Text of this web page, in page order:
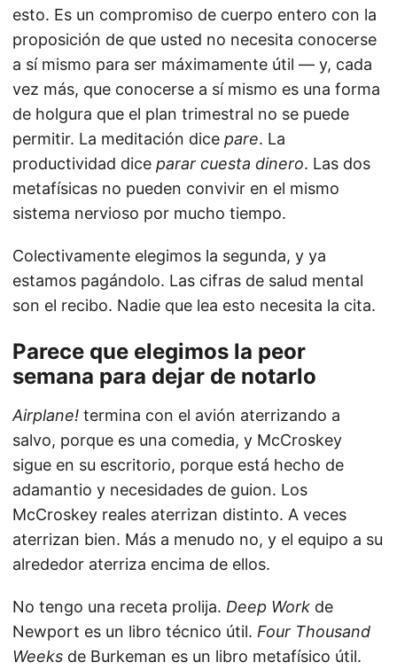
esto. Es un compromiso de cuerpo entero con la
proposición de que usted no necesita conocerse
a sí mismo para ser máximamente útil — y, cada
vez más, que conocerse a sí mismo es una forma
de holgura que el plan trimestral no se puede
permitir. La meditación dice pare. La
productividad dice parar cuesta dinero. Las dos
metafísicas no pueden convivir en el mismo
sistema nervioso por mucho tiempo.
Colectivamente elegimos la segunda, y ya
estamos pagándolo. Las cifras de salud mental
son el recibo. Nadie que lea esto necesita la cita.
Parece que elegimos la peor
semana para dejar de notarlo
Airplane! termina con el avión aterrizando a
salvo, porque es una comedia, y McCroskey
sigue en su escritorio, porque está hecho de
adamantio y necesidades de guion. Los
McCroskey reales aterrizan distinto. A veces
aterrizan bien. Más a menudo no, y el equipo a su
alrededor aterriza encima de ellos.
No tengo una receta prolija. Deep Work de
Newport es un libro técnico útil. Four Thousand
Weeks de Burkeman es un libro metafísico útil.